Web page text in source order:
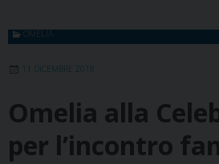
OMELIA
11 DICEMBRE 2018
Omelia alla
per l’incontro